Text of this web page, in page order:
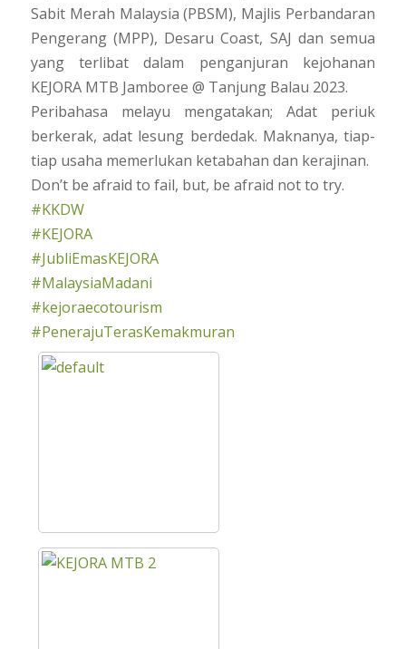
Sabit Merah Malaysia (PBSM), Majlis Perbandaran
Pengerang (MPP), Desaru Coast, SAJ dan semua
yang terlibat dalam penganjuran kejohanan
KEJORA MTB Jamboree @ Tanjung Balau 2023.
Peribahasa melayu mengatakan; Adat periuk
berkerak, adat lesung berdedak. Maknanya, tiap-
tiap usaha memerlukan ketabahan dan kerajinan.
Don’t be afraid to fail, but, be afraid not to try.
#KKDW
#KEJORA
#JubliEmasKEJORA
#MalaysiaMadani
#kejoraecotourism
#PenerajuTerasKemakmuran